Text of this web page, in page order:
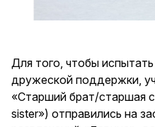
Для того, чтобы
дружеской поддержки,
«Старший брат/старшая
sister») отправились на